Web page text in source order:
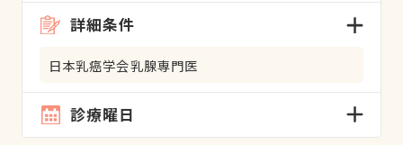
詳細条件
日本乳癌学会乳腺専門医
診療曜日